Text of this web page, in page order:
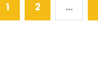
1 2 ...